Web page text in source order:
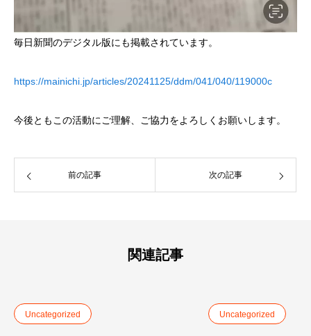
毎日新聞のデジタル版にも掲載されています。
https://mainichi.jp/articles/20241125/ddm/041/040/119000c
今後ともこの活動にご理解、ご協力をよろしくお願いします。
前の記事 次の記事
関連記事
Uncategorized Uncategorized